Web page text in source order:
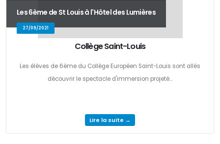
Les 6ème de St Louis à l'Hôtel des Lumières
27/09/2021
Collège Saint-Louis
Les élèves de 6ème du Collège Européen Saint-Louis sont allés
découvrir le spectacle d'immersion projeté...
Lire la suite →